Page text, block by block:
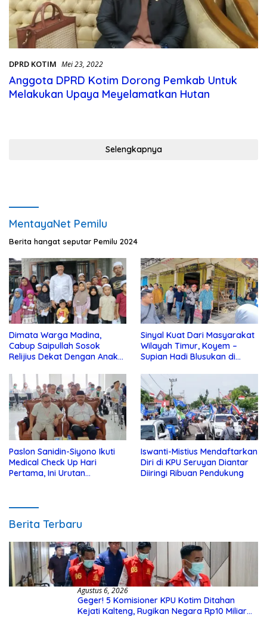
DPRD KOTIM Mei 23, 2022
Anggota DPRD Kotim Dorong Pemkab Untuk
Melakukan Upaya Meyelamatkan Hutan
Selengkapnya
MentayaNet Pemilu
Berita hangat seputar Pemilu 2024
Dimata Warga Madina,
Cabup Saipullah Sosok
Relijius Dekat Dengan Anak
Sinyal Kuat Dari Masyarakat
Wilayah Timur, Koyem –
Supian Hadi Blusukan di
Paslon Sanidin-Siyono Ikuti
Medical Check Up Hari
Pertama, Ini Urutan
Iswanti-Mistius Mendaftarkan
Diri di KPU Seruyan Diantar
Diiringi Ribuan Pendukung
Berita Terbaru
Agustus 6, 2026
Geger! 5 Komisioner KPU Kotim Ditahan
Kejati Kalteng, Rugikan Negara Rp10 Miliar